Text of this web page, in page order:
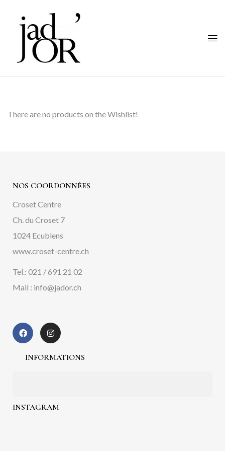
There are no products on the Wishlist!
NOS COORDONNÉES
Croset Centre
Ch. du Croset 7
1024 Ecublens
www.croset-centre.ch
Tel.: 021 / 691 21 02
Mail : info@jador.ch
INFORMATIONS
INSTAGRAM